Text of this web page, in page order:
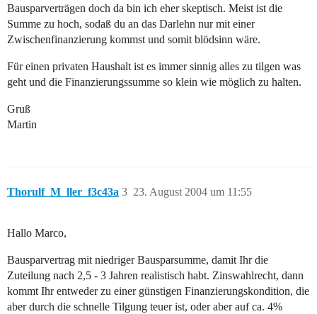
Bausparverträgen doch da bin ich eher skeptisch. Meist ist die
Summe zu hoch, sodaß du an das Darlehn nur mit einer
Zwischenfinanzierung kommst und somit blödsinn wäre.
Für einen privaten Haushalt ist es immer sinnig alles zu tilgen was
geht und die Finanzierungssumme so klein wie möglich zu halten.
Gruß
Martin
Thorulf_M_ller_f3c43a 23. August 2004 um 11:55
3
Hallo Marco,
Bausparvertrag mit niedriger Bausparsumme, damit Ihr die
Zuteilung nach 2,5 - 3 Jahren realistisch habt. Zinswahlrecht, dann
kommt Ihr entweder zu einer günstigen Finanzierungskondition, die
aber durch die schnelle Tilgung teuer ist, oder aber auf ca. 4%